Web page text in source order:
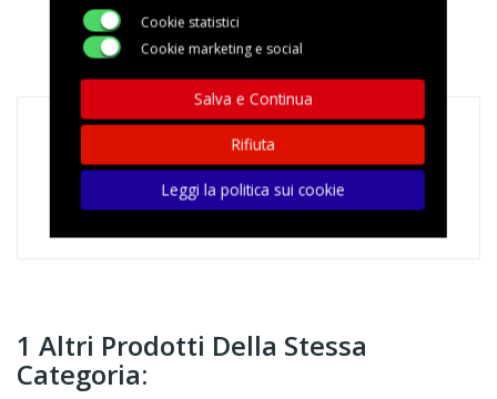
DETTAGLI DEL PRODOTTO
1 Altri Prodotti Della Stessa
Categoria:
Cookie statistici
Cookie marketing e social
Salva e Continua
Rifiuta
Leggi la politica sui cookie